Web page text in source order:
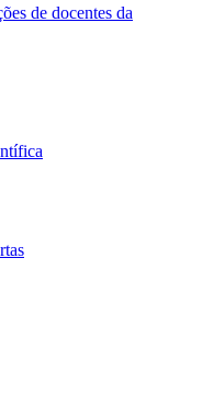
de docentes da